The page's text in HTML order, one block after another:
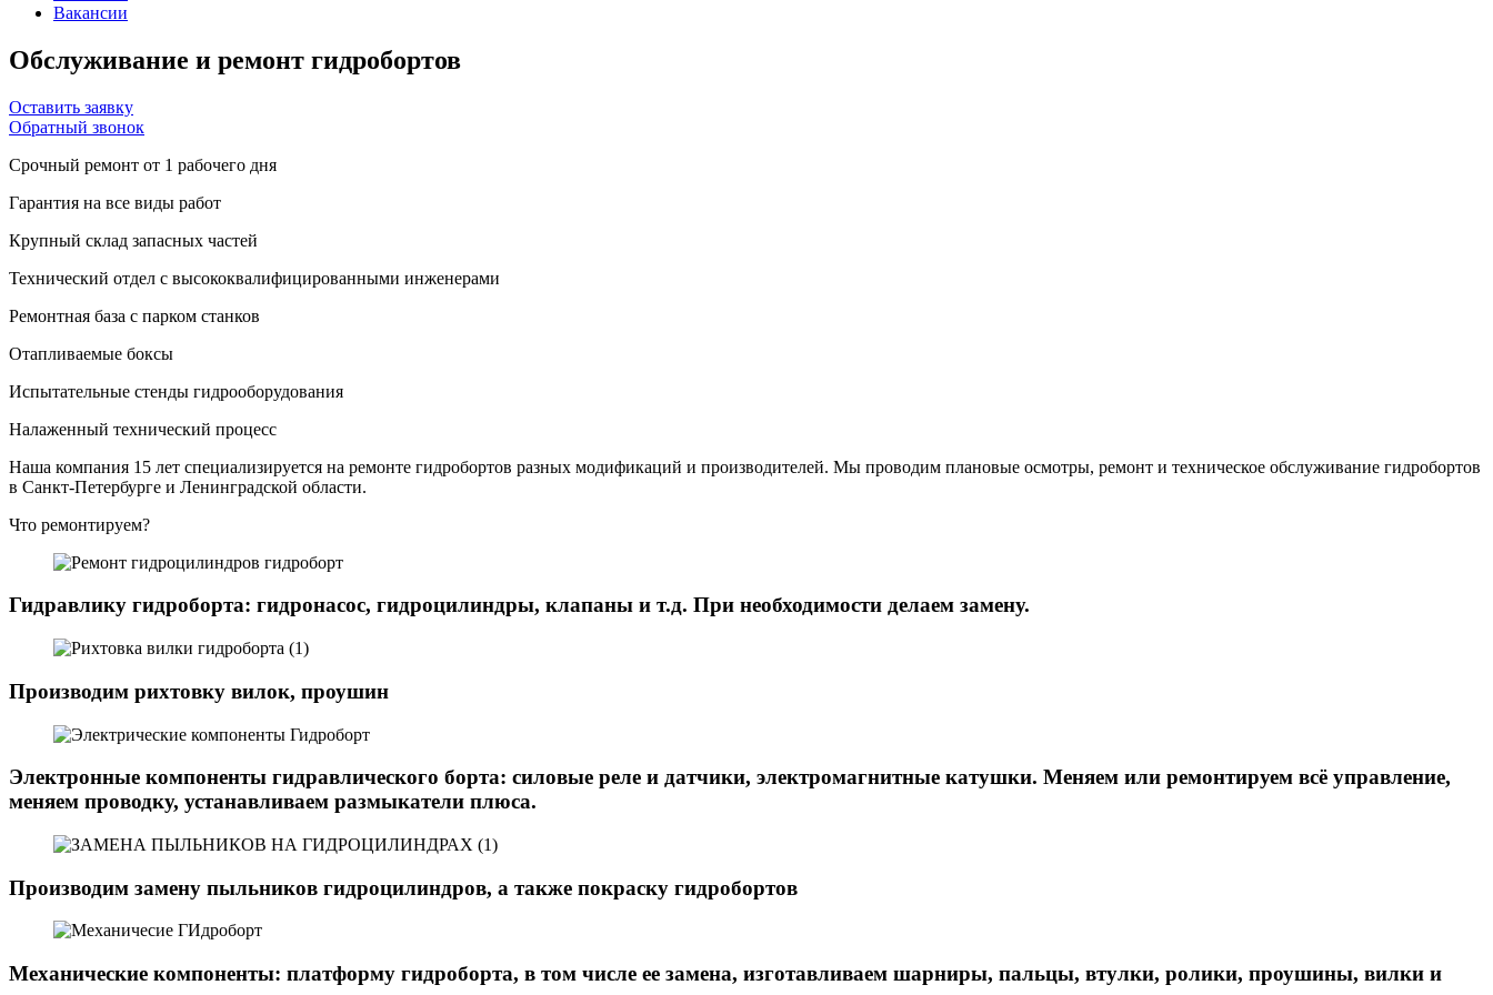
Вакансии
Обслуживание и ремонт гидробортов
Оставить заявку
Обратный звонок
Срочный ремонт от 1 рабочего дня
Гарантия на все виды работ
Крупный склад запасных частей
Технический отдел с высококвалифицированными инженерами
Ремонтная база с парком станков
Отапливаемые боксы
Испытательные стенды гидрооборудования
Налаженный технический процесс
Наша компания 15 лет специализируется на ремонте гидробортов разных модификаций и производителей. Мы проводим плановые осмотры, ремонт и техническое обслуживание гидробортов
в Санкт-Петербурге и Ленинградской области.
Что ремонтируем?
Гидравлику гидроборта: гидронасос, гидроцилиндры, клапаны и т.д. При необходимости делаем замену.
Производим рихтовку вилок, проушин
Электронные компоненты гидравлического борта: силовые реле и датчики, электромагнитные катушки. Меняем или ремонтируем всё управление,
меняем проводку, устанавливаем размыкатели плюса.
Производим замену пыльников гидроцилиндров, а также покраску гидробортов
Механические компоненты: платформу гидроборта, в том числе ее замена, изготавливаем шарниры, пальцы, втулки, ролики, проушины, вилки и